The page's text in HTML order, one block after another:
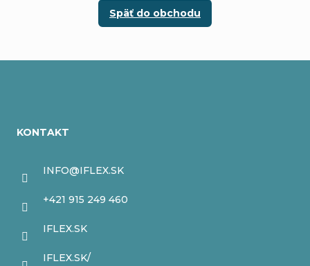
Späť do obchodu
KONTAKT
INFO@IFLEX.SK
+421 915 249 460
IFLEX.SK
IFLEX.SK/